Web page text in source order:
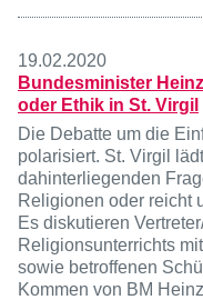
19.02.2020
Bundesminister
oder Ethik in St. Virgil
Die Debatte um die
polarisiert. St. Virgil
dahinterliegenden
Religionen oder reicht
Es diskutieren
Religionsunterrichts
sowie betroffenen
Kommen von BM